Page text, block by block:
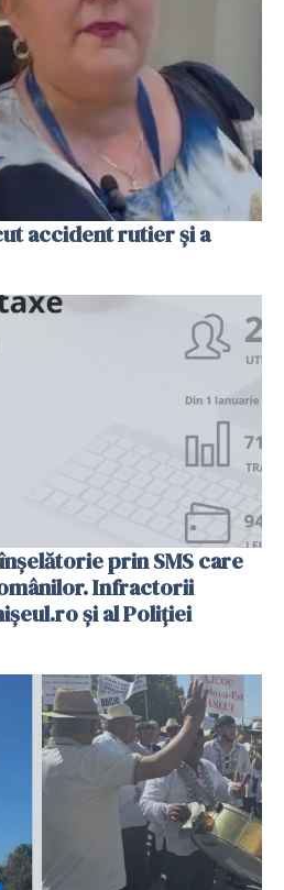
accident rutier și a
prin SMS care
Infractorii
și al Poliției